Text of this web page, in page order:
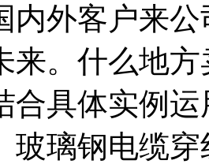
内外客户来
来。什么地
合具体实例
玻璃钢电缆